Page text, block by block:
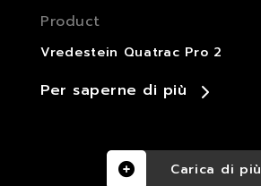
Product
Vredestein Quatrac Pro 2
Per saperne di più
Carica di più